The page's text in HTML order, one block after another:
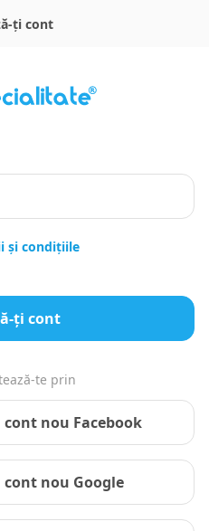
ți cont
și condițiile
ți cont
te prin
cont nou Facebook
cont nou Google